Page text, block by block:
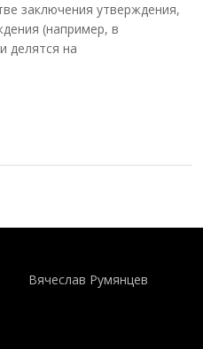
заключения утверждения,
(например, в
делятся на
Вячеслав Румянцев